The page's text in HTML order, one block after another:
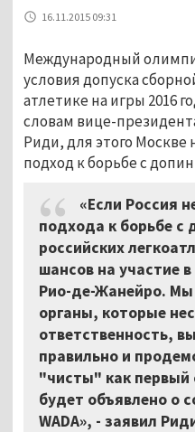
16.11.2015 09:31
Международный
условия допуска
атлетике на игры 2016
словам вице-
Риди, для этого
подход к борьбе с
«Если Россия
подхода к борьбе с
российских
шансов на участие
Рио-де-Жанейро.
органы, которые
ответственность,
правильно и
"чисты" как первый
будет объявлено о
WADA», - заявил